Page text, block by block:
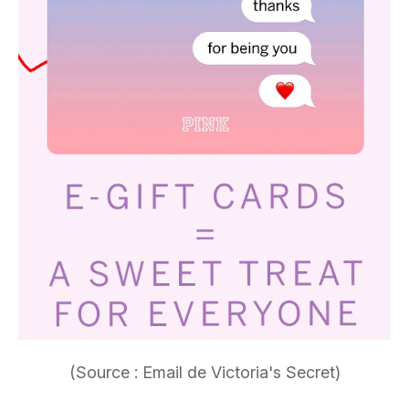
(Source : Email de Victoria's Secret)